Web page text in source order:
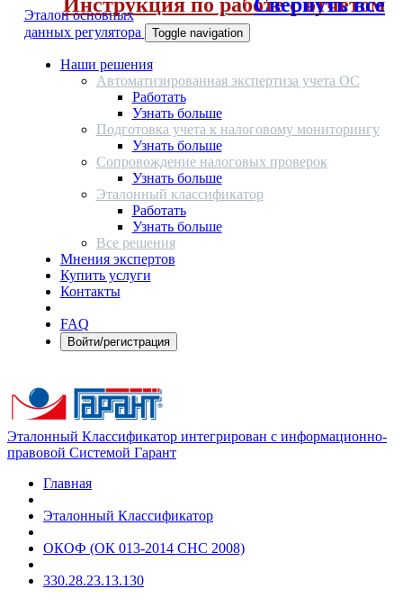
Эталон основных
данных регулятора
Toggle navigation
Наши решения
Автоматизированная экспертиза учета ОС
Работать
Узнать больше
Подготовка учета к налоговому мониторингу
Узнать больше
Сопровождение налоговых проверок
Узнать больше
Эталонный классификатор
Работать
Узнать больше
Все решения
Мнения экспертов
Купить услуги
Контакты
FAQ
Войти/регистрация
Эталонный Классификатор интегрирован с информационно-
правовой Системой Гарант
Главная
Эталонный Классификатор
ОКОФ (ОК 013-2014 СНС 2008)
330.28.23.13.130